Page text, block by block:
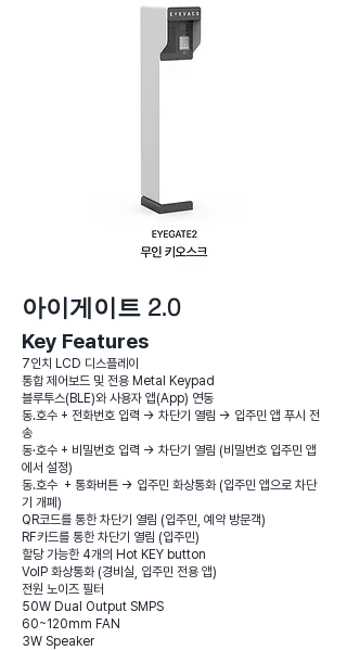
​아이게이트 2.0
Key Features
7인치 LCD 디스플레이
통합 제어보드 및 전용 Metal Keypad
블루투스(BLE)와 사용자 앱(App) 연동
동.호수 + 전화번호 입력 -> 차단기 열림 -> 입주민 앱 푸시 전
송
동·호수 + 비밀번호 입력 -> 차단기 열림 (비밀번호 입주민 앱
에서 설정)
동.호수 + 통화버튼 -> 입주민 화상통화 (입주민 앱으로 차단
기 개폐)
QR코드를 통한 차단기 열림 (입주민, 예약 방문객)
RF카드를 통한 차단기 열림 (입주민)
할당 가능한 4개의 Hot KEY button
VoIP 화상통화 (경비실, 입주민 전용 앱)
전원 노이즈 필터
50W Dual Output SMPS
60~120mm FAN
3W Speaker